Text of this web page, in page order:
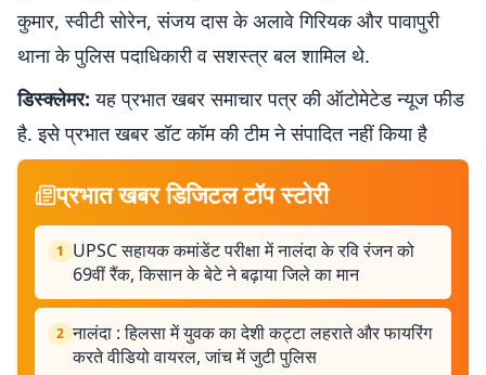
कुमार, स्वीटी सोरेन, संजय दास के अलावे गिरियक और पावापुरी
थाना के पुलिस पदाधिकारी व सशस्त्र बल शामिल थे.
डिस्क्लेमर: यह प्रभात खबर समाचार पत्र की ऑटोमेटेड न्यूज फीड
है. इसे प्रभात खबर डॉट कॉम की टीम ने संपादित नहीं किया है
प्रभात खबर डिजिटल टॉप स्टोरी
1
UPSC सहायक कमांडेंट परीक्षा में नालंदा के रवि रंजन को
69वीं रैंक, किसान के बेटे ने बढ़ाया जिले का मान
2 नालंदा : हिलसा में युवक का देशी कट्टा लहराते और फायरिंग
करते वीडियो वायरल, जांच में जुटी पुलिस